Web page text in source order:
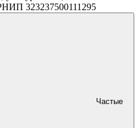
323237500111295
Частые